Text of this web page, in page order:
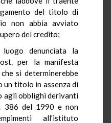
del titolo di
non abbia avviato
del credito;
denunciata la
per la manifesta
si determinerebbe
un titolo in assenza di
agli obblighi derivanti
386 del 1990 e non
all’istituto